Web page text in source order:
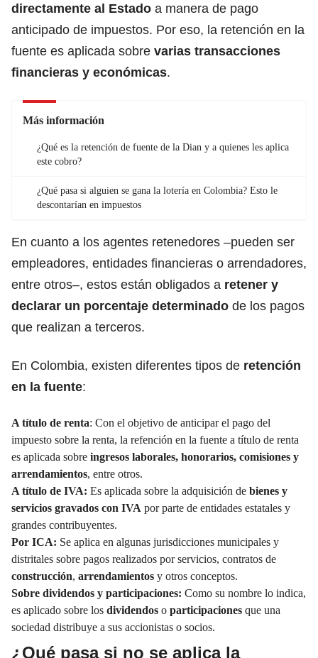
directamente al Estado a manera de pago
anticipado de impuestos. Por eso, la retención en la
fuente es aplicada sobre varias transacciones
financieras y económicas.
Más información
¿Qué es la retención de fuente de la Dian y a quienes les aplica
este cobro?
¿Qué pasa si alguien se gana la lotería en Colombia? Esto le
descontarían en impuestos
En cuanto a los agentes retenedores –pueden ser
empleadores, entidades financieras o arrendadores,
entre otros–, estos están obligados a retener y
declarar un porcentaje determinado de los pagos
que realizan a terceros.
En Colombia, existen diferentes tipos de retención
en la fuente:
A título de renta: Con el objetivo de anticipar el pago del
impuesto sobre la renta, la refención en la fuente a título de renta
es aplicada sobre ingresos laborales, honorarios, comisiones y
arrendamientos, entre otros.
A título de IVA: Es aplicada sobre la adquisición de bienes y
servicios gravados con IVA por parte de entidades estatales y
grandes contribuyentes.
Por ICA: Se aplica en algunas jurisdicciones municipales y
distritales sobre pagos realizados por servicios, contratos de
construcción, arrendamientos y otros conceptos.
Sobre dividendos y participaciones: Como su nombre lo indica,
es aplicado sobre los dividendos o participaciones que una
sociedad distribuye a sus accionistas o socios.
¿Qué pasa si no se aplica la